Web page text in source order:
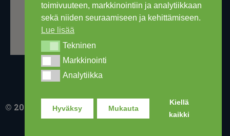
toimivuuteen, markkinointiin ja analytiikkaan
sekä niiden seuraamiseen ja kehittämiseen.
Lue lisää
TekninenTekninen
MarkkinointiMarkkinointi
AnalytiikkaAnalytiikka
Hyväksy Mukauta
Kiellä
kaikki
© 2016-2026 Ski Out Bike, Ski-Outlet Finland Oy